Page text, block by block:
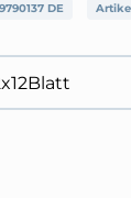
9790137 DE